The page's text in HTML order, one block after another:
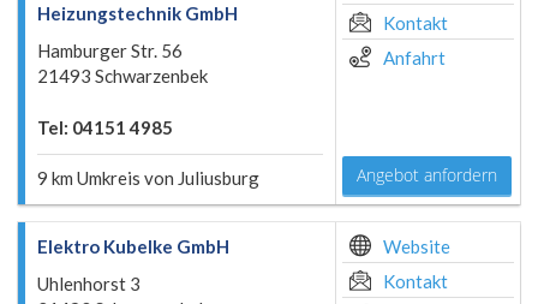
Heizungstechnik GmbH
Hamburger Str. 56
21493 Schwarzenbek
Tel: 04151 4985
9 km Umkreis von Juliusburg
Kontakt
Anfahrt
Angebot anfordern
Elektro Kubelke GmbH
Uhlenhorst 3
Website
Kontakt